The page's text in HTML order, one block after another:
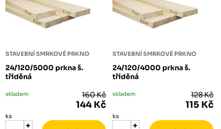
STAVEBNÍ SMRKOVÉ PRKNO
24/120/5000 prkna š.
tříděná
skladem 160 Kč
144 Kč
ks
STAVEBNÍ SMRKOVÉ PRKNO
24/120/4000 prkna š.
tříděná
skladem 128 Kč
115 Kč
ks